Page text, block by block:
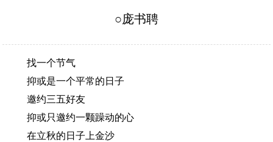
○庞书聘
找一个节气
抑或是一个平常的日子
邀约三五好友
抑或只邀约一颗躁动的心
在立秋的日子上金沙